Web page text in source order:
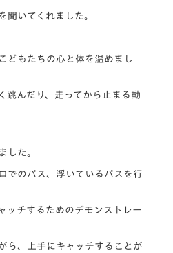
聞いてくれました。
どもたちの心と体を温めまし
跳んだり、 走ってから止まる動
した。
でのパス、浮いているパスを行
ッチするためのデモンストレー
ら、
上手にキャッチすることが